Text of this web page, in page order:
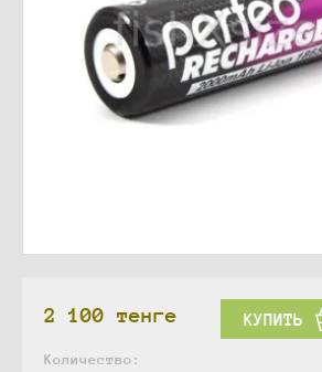
2 100 тенге КУПИТЬ
Количество: